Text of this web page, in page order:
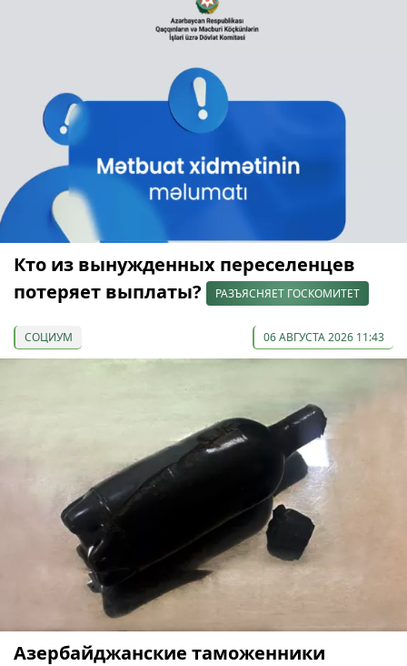
Кто из вынужденных переселенцев
потеряет выплаты?
РАЗЪЯСНЯЕТ ГОСКОМИТЕТ
СОЦИУМ 06 АВГУСТА 2026 11:43
Азербайджанские таможенники